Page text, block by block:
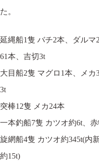
た。
延縄船1隻 バチ2本、ダルマ
61本、吉切3t
大目船2隻 マグロ1本、メ
3t
突棒12隻 メカ24本
一本釣船7隻 カツオ約6t、
旋網船4隻 カツオ約345t(内
約15t)